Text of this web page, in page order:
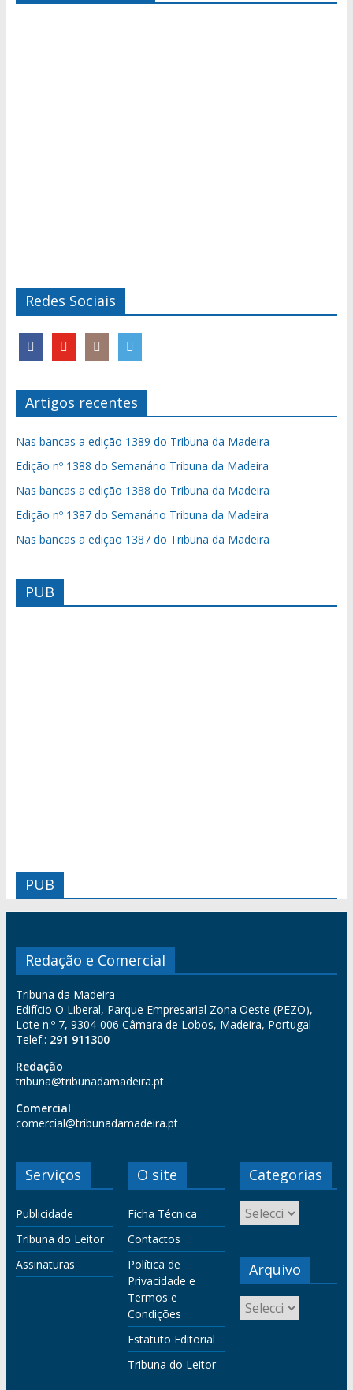
Redes Sociais
Artigos recentes
Nas bancas a edição 1389 do Tribuna da Madeira
Edição nº 1388 do Semanário Tribuna da Madeira
Nas bancas a edição 1388 do Tribuna da Madeira
Edição nº 1387 do Semanário Tribuna da Madeira
Nas bancas a edição 1387 do Tribuna da Madeira
PUB
PUB
Redação e Comercial
Tribuna da Madeira
Edifício O Liberal, Parque Empresarial Zona Oeste (PEZO),
Lote n.º 7, 9304-006 Câmara de Lobos, Madeira, Portugal
Telef.: 291 911300
Redação
tribuna@tribunadamadeira.pt
Comercial
comercial@tribunadamadeira.pt
Serviços
Publicidade
Tribuna do Leitor
Assinaturas
O site
Ficha Técnica
Contactos
Política de
Privacidade e
Termos e
Condições
Estatuto Editorial
Tribuna do Leitor
Categorias
Arquivo